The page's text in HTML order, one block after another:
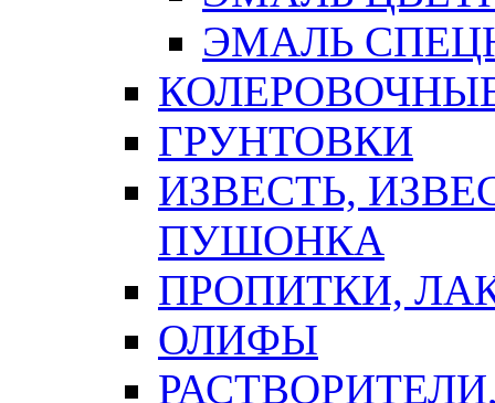
ЭМАЛЬ
ГРУНТОВКИ
ИЗВЕСТЬ,
ПУШОНКА
ПРОПИТКИ,
ОЛИФЫ